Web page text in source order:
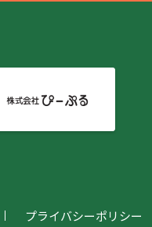
プライバシーポリシー